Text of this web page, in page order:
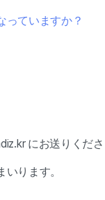
っていますか？
にお送りくだ
ります。